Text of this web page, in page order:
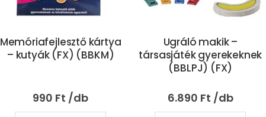
Memóriafejlesztő kártya
– kutyák (FX) (BBKM)
990 Ft
Ugráló makik –
társasjáték gyerekeknek
(BBLPJ) (FX)
6.890 Ft